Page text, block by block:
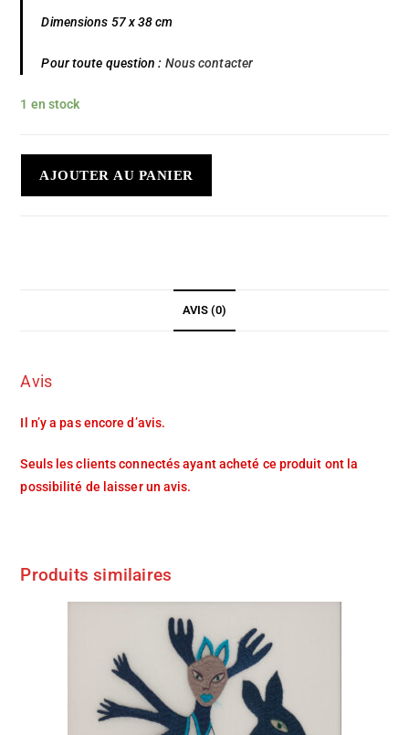
Dimensions 57 x 38 cm
Pour toute question : Nous contacter
1 en stock
AJOUTER AU PANIER
AVIS (0)
Avis
Il n’y a pas encore d’avis.
Seuls les clients connectés ayant acheté ce produit ont la
possibilité de laisser un avis.
Produits similaires